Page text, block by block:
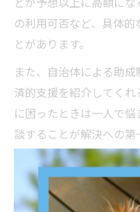
の利用可否など、具体
とがあります。
また、自治体による助
済的支援を紹介してく
に困ったときは一人で
談することが解決への第
動物病院の費用比較
動物病院ごとに診療費